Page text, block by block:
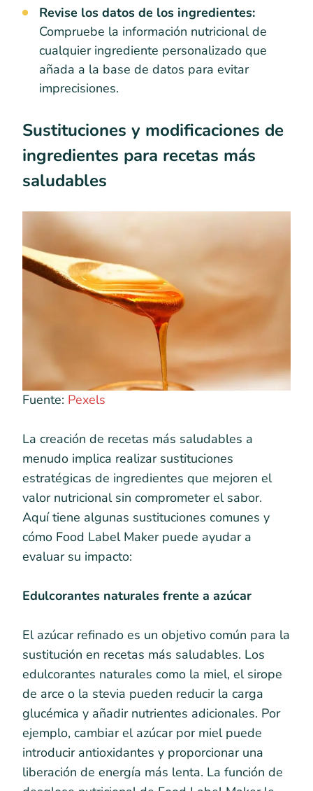
Revise los datos de los ingredientes:
Compruebe la información nutricional de
cualquier ingrediente personalizado que
añada a la base de datos para evitar
imprecisiones.
Sustituciones y modificaciones de
ingredientes para recetas más
saludables
Fuente: Pexels
La creación de recetas más saludables a
menudo implica realizar sustituciones
estratégicas de ingredientes que mejoren el
valor nutricional sin comprometer el sabor.
Aquí tiene algunas sustituciones comunes y
cómo Food Label Maker puede ayudar a
evaluar su impacto:
Edulcorantes naturales frente a azúcar
El azúcar refinado es un objetivo común para la
sustitución en recetas más saludables. Los
edulcorantes naturales como la miel, el sirope
de arce o la stevia pueden reducir la carga
glucémica y añadir nutrientes adicionales. Por
ejemplo, cambiar el azúcar por miel puede
introducir antioxidantes y proporcionar una
liberación de energía más lenta. La función de